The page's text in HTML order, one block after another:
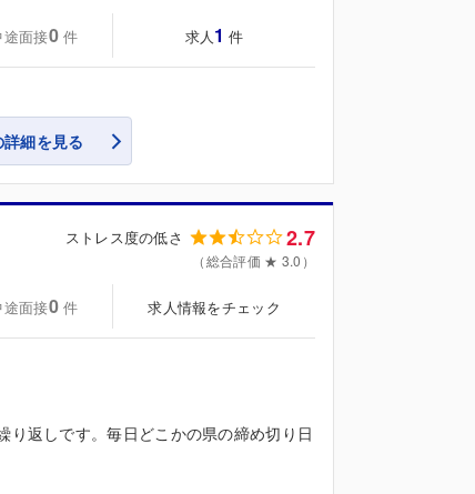
面接0 件 求人 1 件
細を見る
ストレス度の低さ 2.7
（総合評価 ★ 3.0）
面接0 件 求人情報をチェック
返しです。毎日どこかの県の締め切り日